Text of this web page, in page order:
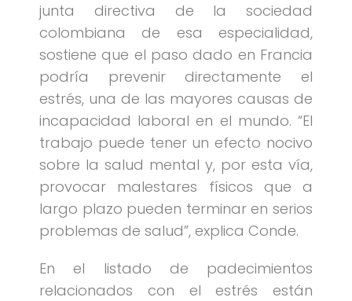
junta directiva de la sociedad
colombiana de esa especialidad,
sostiene que el paso dado en Francia
podría prevenir directamente el
estrés, una de las mayores causas de
incapacidad laboral en el mundo. “El
trabajo puede tener un efecto nocivo
sobre la salud mental y, por esta vía,
provocar malestares físicos que a
largo plazo pueden terminar en serios
problemas de salud”, explica Conde.
En el listado de padecimientos
relacionados con el estrés están